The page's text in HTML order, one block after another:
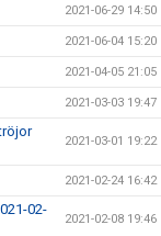
2021-06-29 14:50
2021-06-04 15:20
2021-04-05 21:05
2021-03-03 19:47
2021-03-01 19:22
2021-02-24 16:42
02-
2021-02-08 19:46